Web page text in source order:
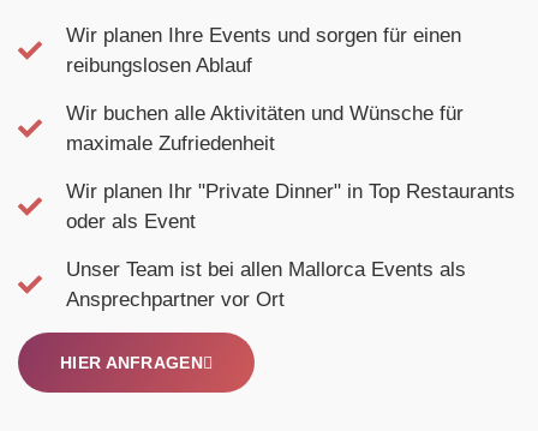
Wir planen Ihre Events und sorgen für einen
reibungslosen Ablauf
Wir buchen alle Aktivitäten und Wünsche für
maximale Zufriedenheit
Wir planen Ihr "Private Dinner" in Top Restaurants
oder als Event
Unser Team ist bei allen Mallorca Events als
Ansprechpartner vor Ort
HIER ANFRAGEN